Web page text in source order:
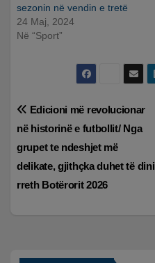
sezonin në vendin e tretë
24 Maj, 2024
Në “Sport”
Lëvizje
te
postimet
Edicioni më revolucionar
në historinë e futbollit/ Nga
grupet te ndeshjet më
delikate, gjithçka duhet të dini
rreth Botërorit 2026